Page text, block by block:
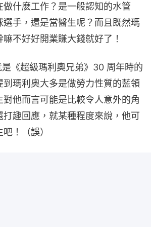
做什麽工作？是一般認知的水管
選手，還是當醫生呢？而且既然瑪
不好好開業賺大錢就好了！
《超級瑪利奧兄弟》30 周年時的
到瑪利奧大多是做勞力性質的藍領
對他而言可能是比較令人意外的角
打趣回應，就某種程度來說，他可
！（誤）